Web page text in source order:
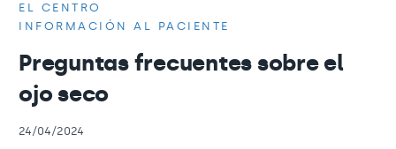
EL CENTRO
INFORMACIÓN AL PACIENTE
Preguntas frecuentes sobre el
ojo seco
24/04/2024